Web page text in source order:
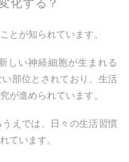
とが知られています。
しい神経細胞が生まれる
い部位とされており、生活
が進められています。
えでは、日々の生活習慣
ています。